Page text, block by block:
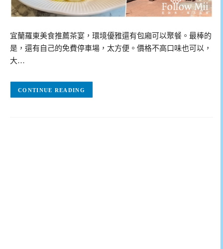
宜蘭羅東美食推薦茶宴，環境優雅還有包廂可以聚餐。最棒的
是，還有自己的免費停車場，太方便。價格不高口味也可以，
大…
CONTINUE READING